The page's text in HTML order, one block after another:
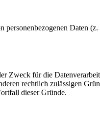
personenbezogenen Daten
Zweck für die
rechtlich zulässigen
dieser Gründe.